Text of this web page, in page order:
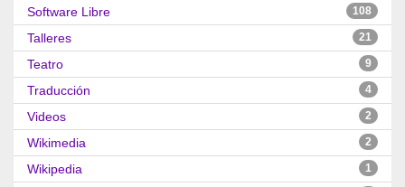
Software Libre 108
Talleres 21
Teatro 9
Traducción 4
Videos 2
Wikimedia 2
Wikipedia 1